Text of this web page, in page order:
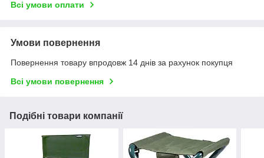
Всі умови оплати
Умови повернення
Повернення товару впродовж 14 днів за рахунок покупця
Всі умови повернення
Подібні товари компанії